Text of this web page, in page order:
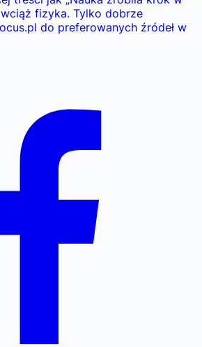
fizyka. Tylko dobrze
do preferowanych źródeł w